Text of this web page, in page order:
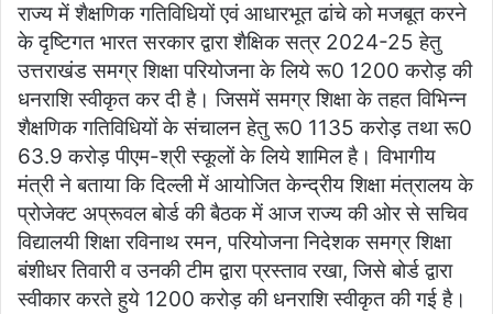
राज्य में शैक्षणिक गतिविधियों एवं आधारभूत ढांचे को मजबूत करने
के दृष्टिगत भारत सरकार द्वारा शैक्षिक सत्र 2024-25 हेतु
उत्तराखंड समग्र शिक्षा परियोजना के लिये रू0 1200 करोड़ की
धनराशि स्वीकृत कर दी है। जिसमें समग्र शिक्षा के तहत विभिन्न
शैक्षणिक गतिविधियों के संचालन हेतु रू0 1135 करोड़ तथा रू0
63.9 करोड़ पीएम-श्री स्कूलों के लिये शामिल है। विभागीय
मंत्री ने बताया कि दिल्ली में आयोजित केन्द्रीय शिक्षा मंत्रालय के
प्रोजेक्ट अप्रूवल बोर्ड की बैठक में आज राज्य की ओर से सचिव
विद्यालयी शिक्षा रविनाथ रमन, परियोजना निदेशक समग्र शिक्षा
बंशीधर तिवारी व उनकी टीम द्वारा प्रस्ताव रखा, जिसे बोर्ड द्वारा
स्वीकार करते हुये 1200 करोड़ की धनराशि स्वीकृत की गई है।